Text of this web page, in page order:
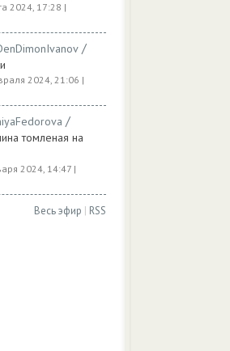
2024, 17:28 |
/
2024, 21:06 |
/
томленая на
2024, 14:47 |
Весь эфир | RSS